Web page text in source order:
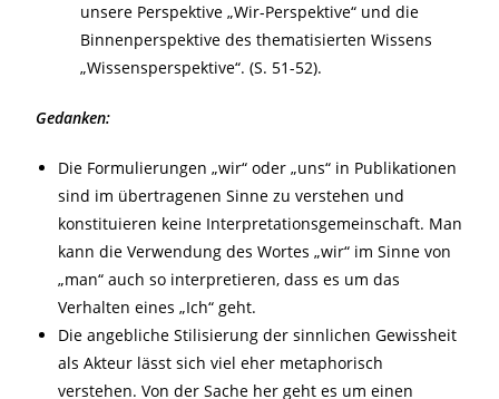
unsere Perspektive „Wir-Perspektive“ und die
Binnenperspektive des thematisierten Wissens
„Wissensperspektive“. (S. 51-52).
Gedanken:
Die Formulierungen „wir“ oder „uns“ in Publikationen
sind im übertragenen Sinne zu verstehen und
konstituieren keine Interpretationsgemeinschaft. Man
kann die Verwendung des Wortes „wir“ im Sinne von
„man“ auch so interpretieren, dass es um das
Verhalten eines „Ich“ geht.
Die angebliche Stilisierung der sinnlichen Gewissheit
als Akteur lässt sich viel eher metaphorisch
verstehen. Von der Sache her geht es um einen